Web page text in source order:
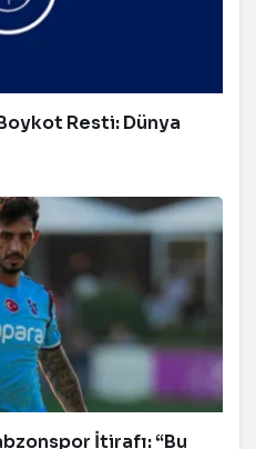
Boykot Resti: Dünya
İtirafı: “Bu